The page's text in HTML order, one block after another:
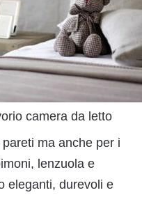
camera da letto
ma anche per i
lenzuola e
eleganti, durevoli e